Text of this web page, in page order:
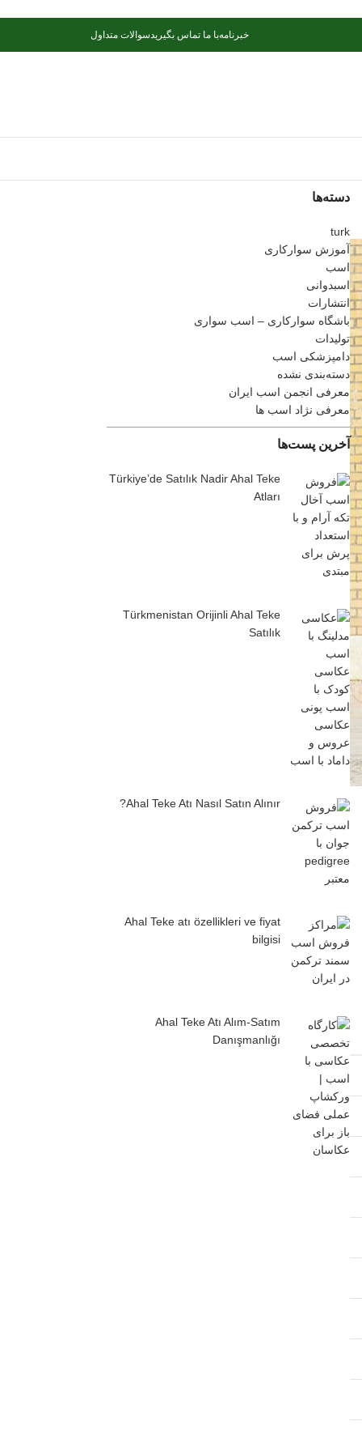
خبرنامهبا ما تماس بگیریدسوالات متداول
دسته‌ها
turk
آموزش سوارکاری
اسب
اسبدوانی
انتشارات
باشگاه سوارکاری – اسب سواری
تولیدات
دامپزشکی اسب
دسته‌بندی نشده
معرفی انجمن اسب ایران
معرفی نژاد اسب ها
آخرین پست‌ها
Türkiye’de Satılık Nadir Ahal Teke
Atları
Türkmenistan Orijinli Ahal Teke
Satılık
Ahal Teke Atı Nasıl Satın Alınır?
Ahal Teke atı özellikleri ve fiyat
bilgisi
Ahal Teke Atı Alım-Satım
Danışmanlığı